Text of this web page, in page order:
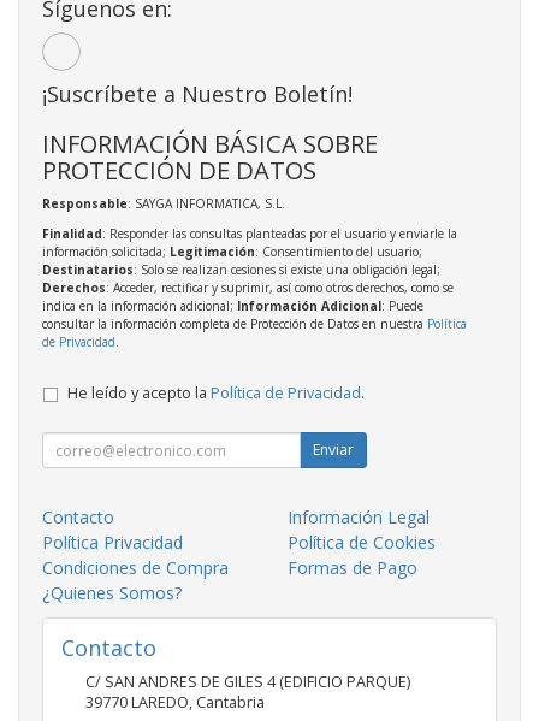
Síguenos en:
¡Suscríbete a Nuestro Boletín!
INFORMACIÓN BÁSICA SOBRE
PROTECCIÓN DE DATOS
Responsable: SAYGA INFORMATICA, S.L.
Finalidad: Responder las consultas planteadas por el usuario y enviarle la
información solicitada; Legitimación: Consentimiento del usuario;
Destinatarios: Solo se realizan cesiones si existe una obligación legal;
Derechos: Acceder, rectificar y suprimir, así como otros derechos, como se
indica en la información adicional; Información Adicional: Puede
consultar la información completa de Protección de Datos en nuestra Política
de Privacidad.
He leído y acepto la Política de Privacidad.
Enviar
Contacto
Información Legal
Política Privacidad
Política de Cookies
Condiciones de Compra
Formas de Pago
¿Quienes Somos?
Contacto
C/ SAN ANDRES DE GILES 4 (EDIFICIO PARQUE)
39770LAREDO, Cantabria